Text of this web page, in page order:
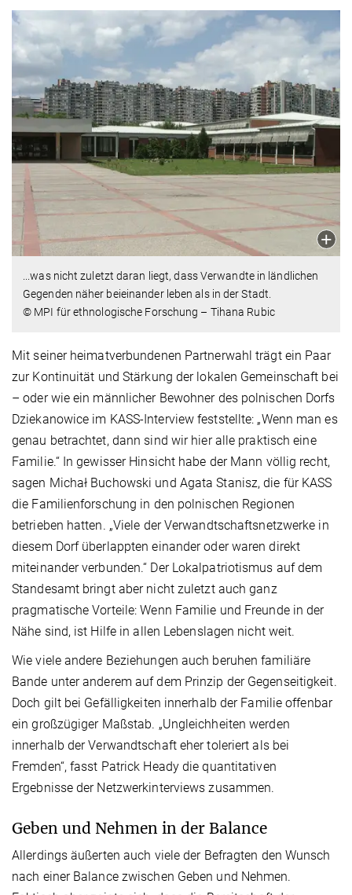
...was nicht zuletzt daran liegt, dass Verwandte in ländlichen
Gegenden näher beieinander leben als in der Stadt.
© MPI für ethnologische Forschung – Tihana Rubic
Mit seiner heimatverbundenen Partnerwahl trägt ein Paar
zur Kontinuität und Stärkung der lokalen Gemeinschaft bei
– oder wie ein männlicher Bewohner des polnischen Dorfs
Dziekanowice im KASS-Interview feststellte: „Wenn man es
genau betrachtet, dann sind wir hier alle praktisch eine
Familie.“ In gewisser Hinsicht habe der Mann völlig recht,
sagen Michał Buchowski und Agata Stanisz, die für KASS
die Familienforschung in den polnischen Regionen
betrieben hatten. „Viele der Verwandtschaftsnetzwerke in
diesem Dorf überlappten einander oder waren direkt
miteinander verbunden.“ Der Lokalpatriotismus auf dem
Standesamt bringt aber nicht zuletzt auch ganz
pragmatische Vorteile: Wenn Familie und Freunde in der
Nähe sind, ist Hilfe in allen Lebenslagen nicht weit.
Wie viele andere Beziehungen auch beruhen familiäre
Bande unter anderem auf dem Prinzip der Gegenseitigkeit.
Doch gilt bei Gefälligkeiten innerhalb der Familie offenbar
ein großzügiger Maßstab. „Ungleichheiten werden
innerhalb der Verwandtschaft eher toleriert als bei
Fremden“, fasst Patrick Heady die quantitativen
Ergebnisse der Netzwerkinterviews zusammen.
Geben und Nehmen in der Balance
Allerdings äußerten auch viele der Befragten den Wunsch
nach einer Balance zwischen Geben und Nehmen.